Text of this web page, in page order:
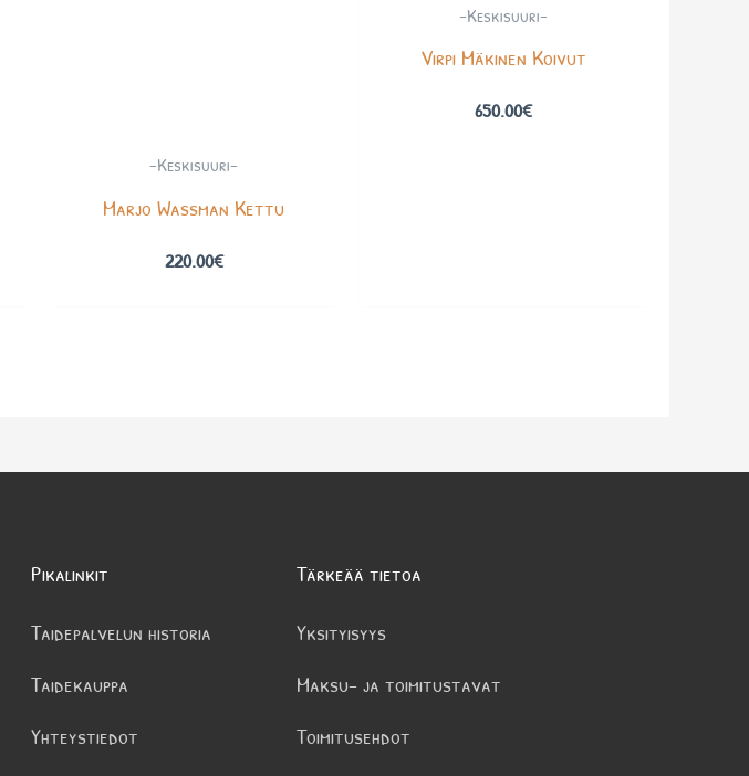
-Keskisuuri-
Marjo Wassman Kettu
220.00€
-Keskisuuri-
Virpi Mäkinen Koivut
650.00€
Pikalinkit
Taidepalvelun historia
Taidekauppa
Yhteystiedot
Tärkeää tietoa
Yksityisyys
Maksu- ja toimitustavat
Toimitusehdot